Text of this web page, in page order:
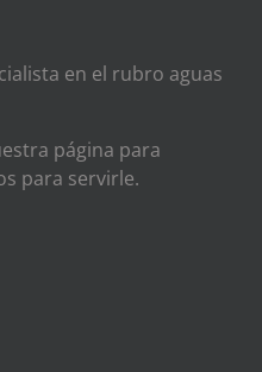
en el rubro aguas
página para
para servirle.